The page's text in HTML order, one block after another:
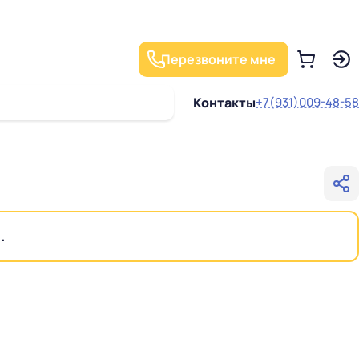
Перезвоните мне
Контакты+7(931)009-48-58